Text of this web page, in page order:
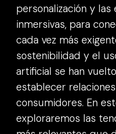
personalización y las
inmersivas, para
cada vez más
sostenibilidad y el
artificial se han
establecer
consumidores. En
exploraremos las